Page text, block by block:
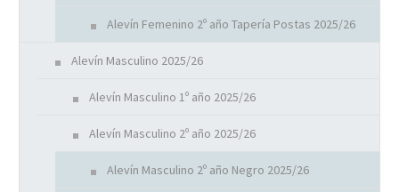
Alevín Femenino 2º año Tapería Postas 2025/26
Alevín Masculino 2025/26
Alevín Masculino 1º año 2025/26
Alevín Masculino 2º año 2025/26
Alevín Masculino 2º año Negro 2025/26